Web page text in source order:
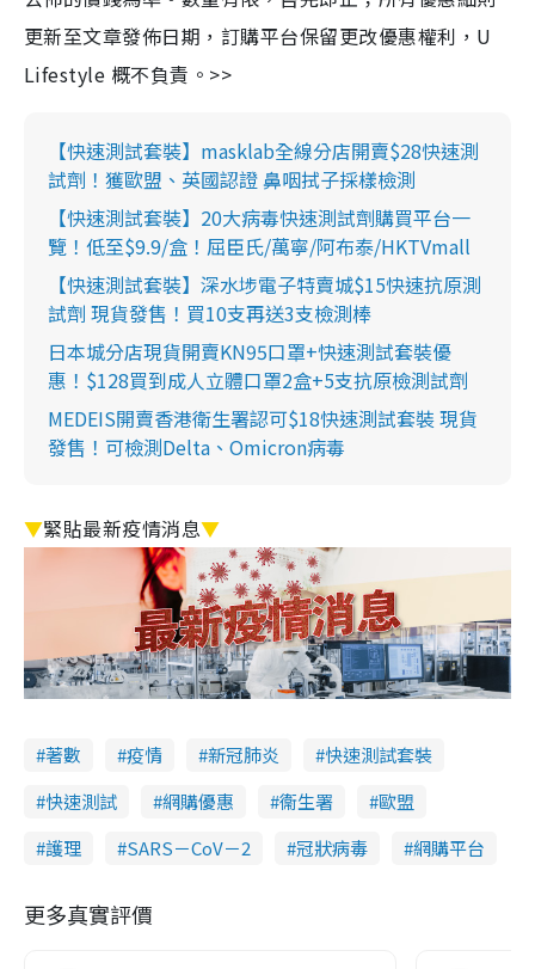
更新至文章發佈日期，訂購平台保留更改優惠權利，U
Lifestyle 概不負責。>>
【快速測試套裝】masklab全線分店開賣$28快速測
試劑！獲歐盟、英國認證 鼻咽拭子採樣檢測
【快速測試套裝】20大病毒快速測試劑購買平台一
覽！低至$9.9/盒！屈臣氏/萬寧/阿布泰/HKTVmall
【快速測試套裝】深水埗電子特賣城$15快速抗原測
試劑 現貨發售！買10支再送3支檢測棒
日本城分店現貨開賣KN95口罩+快速測試套裝優
惠！$128買到成人立體口罩2盒+5支抗原檢測試劑
MEDEIS開賣香港衛生署認可$18快速測試套裝 現貨
發售！可檢測Delta、Omicron病毒
▼緊貼最新疫情消息▼
著數 疫情 新冠肺炎
快速測試套裝
快速測試
網購優惠 衞生署
歐盟
護理
SARS－CoV－2 冠狀病毒 網購平台
更多真實評價